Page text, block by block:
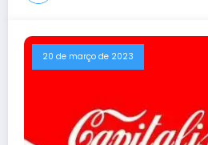
20 de março de 2023